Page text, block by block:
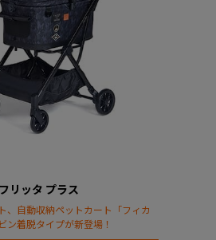
リッタ プラス
、自動収納ペットカート「フィカ
ン着脱タイプが新登場！